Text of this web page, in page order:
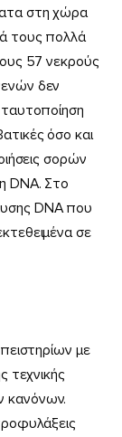
στη χώρα
τους πολλά
57 νεκρούς
δεν
όσο και
σορών
DNA. Στο
DNA που
σε
µε
τεχνικής
κανόνων.